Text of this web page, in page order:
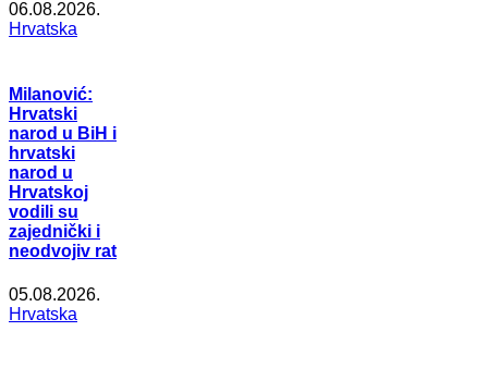
06.08.2026.
Hrvatska
Milanović:
Hrvatski
narod u BiH i
hrvatski
narod u
Hrvatskoj
vodili su
zajednički i
neodvojiv rat
05.08.2026.
Hrvatska